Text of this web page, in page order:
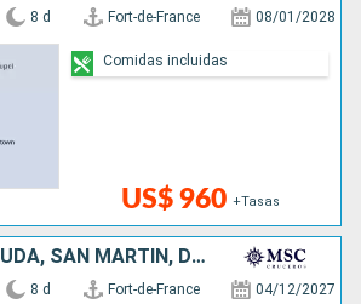
8 d Fort-de-France 08/01/2028
US$ 960 +Tasas
Comidas incluidas
ANTIGUA Y BARBUDA, SAN MARTÍN, DOMINICA
8 d Fort-de-France 04/12/2027